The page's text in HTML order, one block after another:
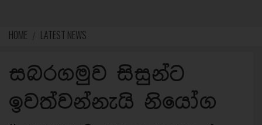
HOME LATEST NEWS
සබරගමුව සිසුන්ට
ඉවත්වන්නැයි නියෝග